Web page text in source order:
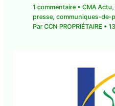
1 commentaire • CMA Actu,
presse, communiques-de-
Par CCN PROPRIÉTAIRE •